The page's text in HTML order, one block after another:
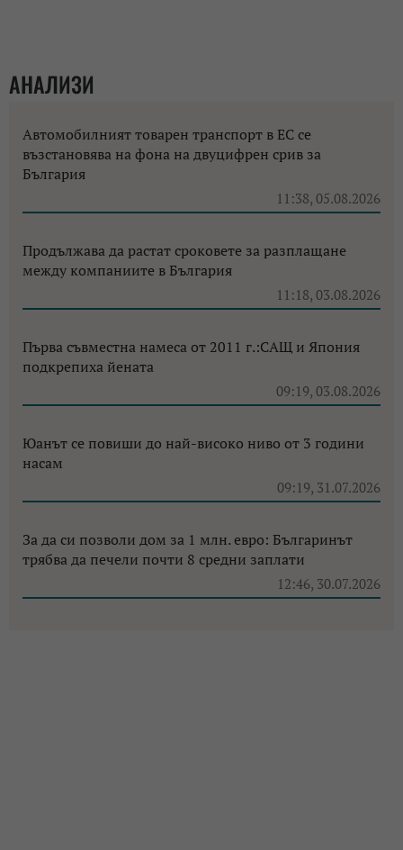
АНАЛИЗИ
Автомобилният товарен транспорт в ЕС се
възстановява на фона на двуцифрен срив за
България
11:38, 05.08.2026
Продължава да растат сроковете за разплащане
между компаниите в България
11:18, 03.08.2026
Първа съвместна намеса от 2011 г.:САЩ и Япония
подкрепиха йената
09:19, 03.08.2026
Юанът се повиши до най-високо ниво от 3 години
насам
09:19, 31.07.2026
За да си позволи дом за 1 млн. евро: Българинът
трябва да печели почти 8 средни заплати
12:46, 30.07.2026